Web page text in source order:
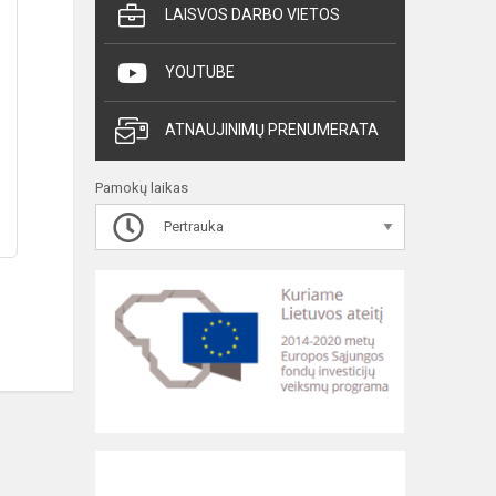
LAISVOS DARBO VIETOS
YOUTUBE
ATNAUJINIMŲ PRENUMERATA
Pamokų laikas
Pertrauka